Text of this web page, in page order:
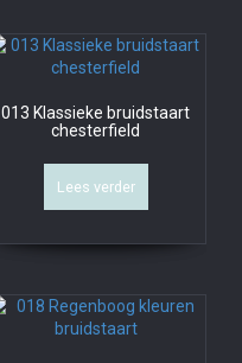
013 Klassieke bruidstaart
chesterfield
Lees verder